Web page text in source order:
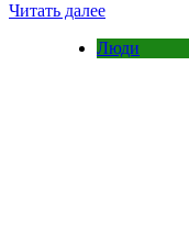
Читать далее
Люди